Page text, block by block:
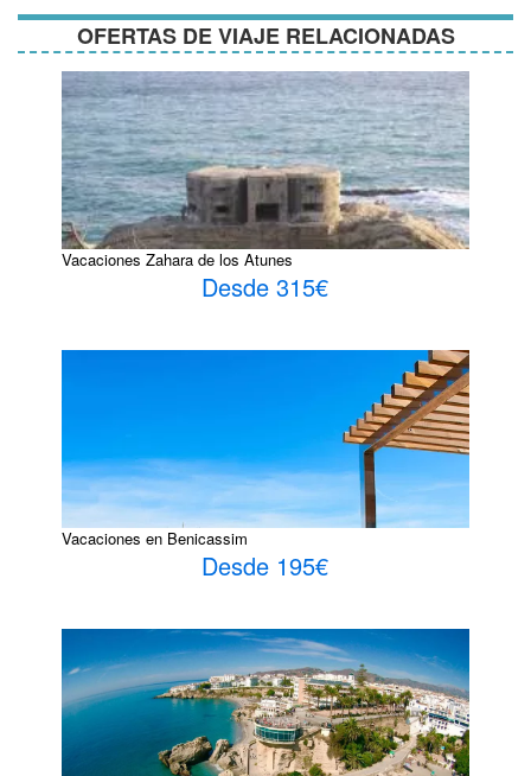
OFERTAS DE VIAJE RELACIONADAS
Vacaciones Zahara de los Atunes
Desde 315€
Vacaciones en Benicassim
Desde 195€